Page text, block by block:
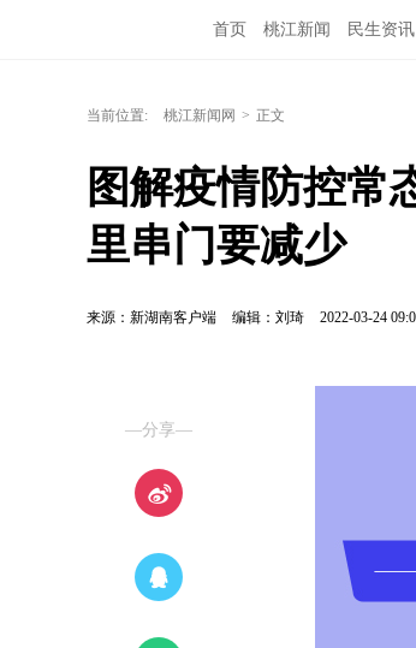
首页 桃江新闻 民生资讯
当前位置: 桃江新闻网 > 正文
图解疫情防控
里串门要减少
来源：新湖南客户端 编辑：刘琦 2022-03-24
—分享—